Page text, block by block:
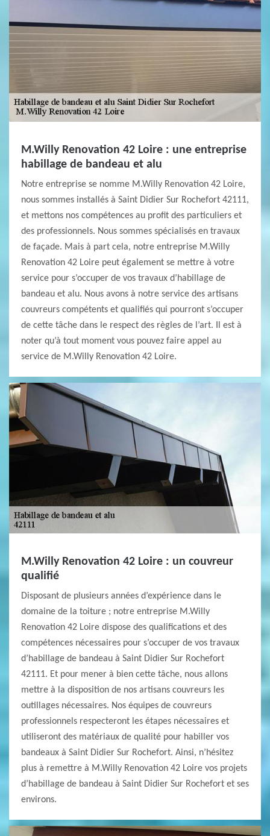
M.Willy Renovation 42 Loire : une entreprise
habillage de bandeau et alu
Notre entreprise se nomme M.Willy Renovation 42 Loire,
nous sommes installés à Saint Didier Sur Rochefort 42111,
et mettons nos compétences au profit des particuliers et
des professionnels. Nous sommes spécialisés en travaux
de façade. Mais à part cela, notre entreprise M.Willy
Renovation 42 Loire peut également se mettre à votre
service pour s’occuper de vos travaux d’habillage de
bandeau et alu. Nous avons à notre service des artisans
couvreurs compétents et qualifiés qui pourront s’occuper
de cette tâche dans le respect des règles de l’art. Il est à
noter qu’à tout moment vous pouvez faire appel au
service de M.Willy Renovation 42 Loire.
M.Willy Renovation 42 Loire : un couvreur
qualifié
Disposant de plusieurs années d’expérience dans le
domaine de la toiture ; notre entreprise M.Willy
Renovation 42 Loire dispose des qualifications et des
compétences nécessaires pour s’occuper de vos travaux
d’habillage de bandeau à Saint Didier Sur Rochefort
42111. Et pour mener à bien cette tâche, nous allons
mettre à la disposition de nos artisans couvreurs les
outillages nécessaires. Nos équipes de couvreurs
professionnels respecteront les étapes nécessaires et
utiliseront des matériaux de qualité pour habiller vos
bandeaux à Saint Didier Sur Rochefort. Ainsi, n’hésitez
plus à remettre à M.Willy Renovation 42 Loire vos projets
d’habillage de bandeau à Saint Didier Sur Rochefort et ses
environs.